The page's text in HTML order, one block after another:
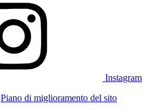
Instagram
Piano di miglioramento del sito